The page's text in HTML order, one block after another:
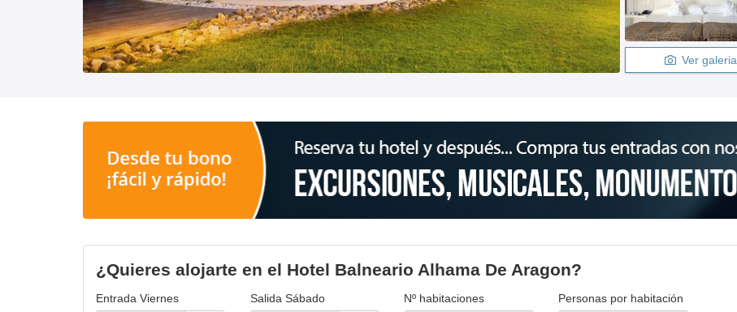
Ver galeria
¿Quieres alojarte en el Hotel Balneario Alhama De Aragon?
Entrada Viernes Salida Sábado Nº habitaciones
Personas por habitación